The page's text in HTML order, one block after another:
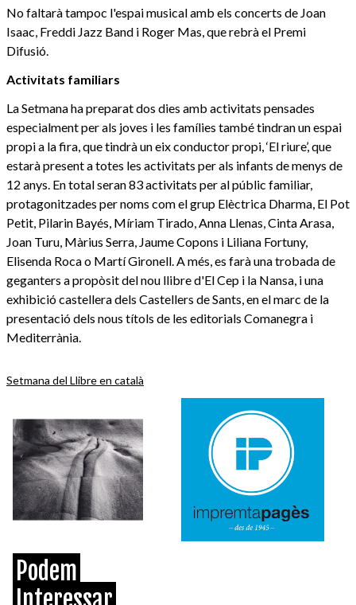
No faltarà tampoc l'espai musical amb els concerts de Joan
Isaac, Freddi Jazz Band i Roger Mas, que rebrà el Premi
Difusió.
Activitats familiars
La Setmana ha preparat dos dies amb activitats pensades
especialment per als joves i les famílies també tindran un espai
propi a la fira, que tindrà un eix conductor propi, ‘El riure’, que
estarà present a totes les activitats per als infants de menys de
12 anys. En total seran 83 activitats per al públic familiar,
protagonitzades per noms com el grup Elèctrica Dharma, El Pot
Petit, Pilarin Bayés, Míriam Tirado, Anna Llenas, Cinta Arasa,
Joan Turu, Màrius Serra, Jaume Copons i Liliana Fortuny,
Elisenda Roca o Martí Gironell. A més, es farà una trobada de
geganters a propòsit del nou llibre d'El Cep i la Nansa, i una
exhibició castellera dels Castellers de Sants, en el marc de la
presentació dels nous títols de les editorials Comanegra i
Mediterrània.
Setmana del Llibre en català
Podem